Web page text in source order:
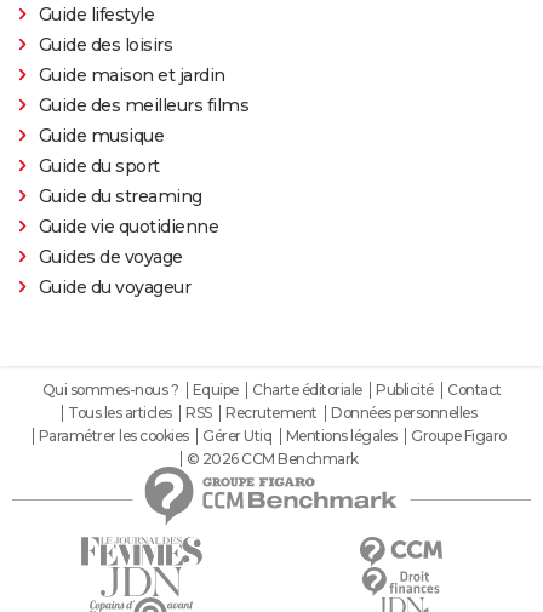
Guide lifestyle
Guide des loisirs
Guide maison et jardin
Guide des meilleurs films
Guide musique
Guide du sport
Guide du streaming
Guide vie quotidienne
Guides de voyage
Guide du voyageur
Qui sommes-nous ? Equipe Charte éditoriale Publicité
Contact
Tous les articles
RSS Recrutement
Données personnelles
Paramétrer les cookies
Gérer Utiq Mentions légales
Groupe Figaro
© 2026 CCM Benchmark